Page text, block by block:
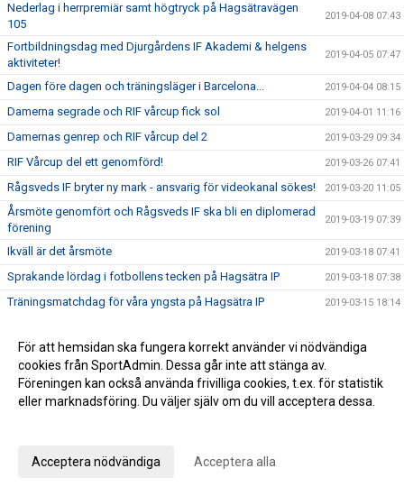
Nederlag i herrpremiär samt högtryck på Hagsätravägen
105
2019-04-08 07:43
Fortbildningsdag med Djurgårdens IF Akademi & helgens
aktiviteter!
2019-04-05 07:47
Dagen före dagen och träningsläger i Barcelona... 2019-04-04 08:15
Damerna segrade och RIF vårcup fick sol 2019-04-01 11:16
Damernas genrep och RIF vårcup del 2 2019-03-29 09:34
RIF Vårcup del ett genomförd! 2019-03-26 07:41
Rågsveds IF bryter ny mark - ansvarig för videokanal sökes! 2019-03-20 11:05
Årsmöte genomfört och Rågsveds IF ska bli en diplomerad
förening
2019-03-19 07:39
Ikväll är det årsmöte 2019-03-18 07:41
Sprakande lördag i fotbollens tecken på Hagsätra IP 2019-03-18 07:38
Träningsmatchdag för våra yngsta på Hagsätra IP 2019-03-15 18:14
Rågsveds IF futsal kvalar till division 1 i helgen! 2019-03-08 11:39
Årets första ledar- och tränarmöte genomfört 2019-03-05 07:53
Årets första vänskapsmatchdag igång 2019-03-02 11:57
Rågsveds IF seriesegrare
För att hemsidan ska fungera korrekt använder vi nödvändiga
cookies från SportAdmin. Dessa går inte att stänga av.
Föreningen kan också använda frivilliga cookies, t.ex. för statistik
eller marknadsföring. Du väljer själv om du vill acceptera dessa.
Acceptera nödvändiga Acceptera alla